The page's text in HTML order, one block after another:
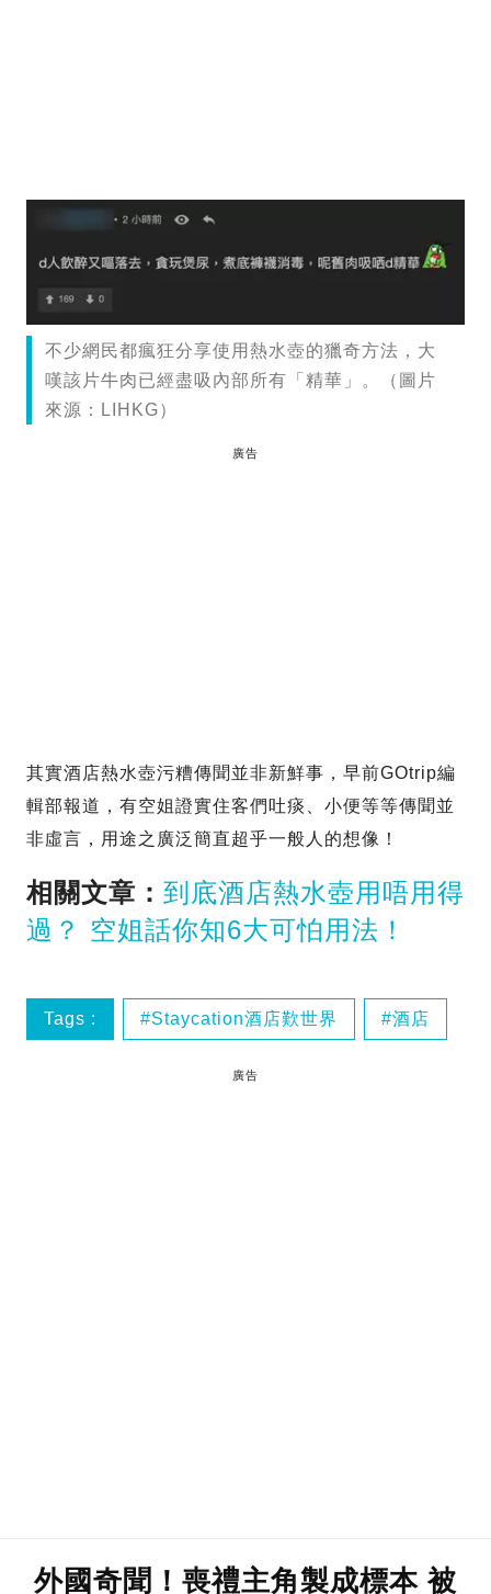
不少網民都瘋狂分享使用熱水壺的獵奇方法，大
嘆該片牛肉已經盡吸內部所有「精華」。（圖片
來源：LIHKG）
廣告
其實酒店熱水壺污糟傳聞並非新鮮事，早前GOtrip編
輯部報道，有空姐證實住客們吐痰、小便等等傳聞並
非虛言，用途之廣泛簡直超乎一般人的想像！
相關文章： 到底酒店熱水壺用唔用得
過？ 空姐話你知6大可怕用法！
Tags : Staycation酒店歎世界 酒店
廣告
外國奇聞！喪禮主角製成標本 被